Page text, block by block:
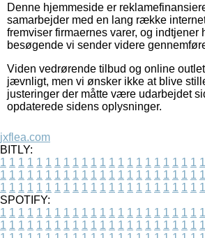
Denne hjemmeside er
samarbejder med en lang række
fremviser firmaernes varer, og indtjener
besøgende vi sender videre
Viden vedrørende tilbud og online
jævnligt, men vi ønsker ikke at blive
justeringer der måtte være udarbejdet
opdaterede sidens oplysninger.
jxflea.com
BITLY:
1 1 1 1 1 1 1 1 1 1 1 1 1 1 1 1 1 1 1 1 1 1 1
1 1 1 1 1 1 1 1 1 1 1 1 1 1 1 1 1 1 1 1 1 1 1
1 1 1 1 1 1 1 1 1 1 1 1 1 1 1 1 1 1 1 1 1 1 1
SPOTIFY:
1 1 1 1 1 1 1 1 1 1 1 1 1 1 1 1 1 1 1 1 1 1 1
1 1 1 1 1 1 1 1 1 1 1 1 1 1 1 1 1 1 1 1 1 1 1